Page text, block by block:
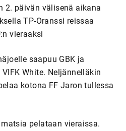
2. päivän välisenä aikana
TP-Oranssi reissaa
vieraaksi
saapuu GBK ja
White. Neljännelläkin
kotona FF Jaron tullessa
pelataan vieraissa.